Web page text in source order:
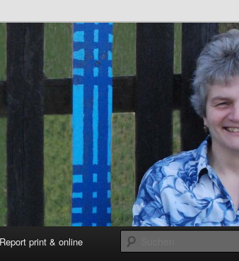
print & online